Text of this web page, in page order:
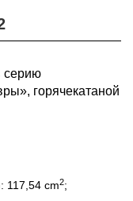
серию
горячекатаной
117,54 cm2;